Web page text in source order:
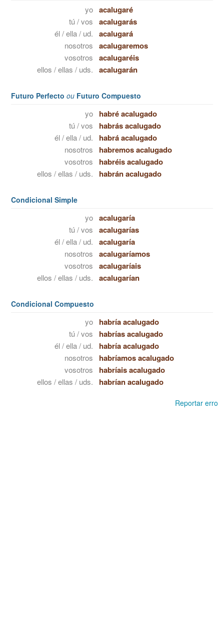
yo acalugaré
tú / vos acalugarás
él / ella / ud. acalugará
nosotros acalugaremos
vosotros acalugaréis
ellos / ellas / uds. acalugarán
Futuro Perfecto ou Futuro Compuesto
yo habré acalugado
tú / vos habrás acalugado
él / ella / ud. habrá acalugado
nosotros habremos acalugado
vosotros habréis acalugado
ellos / ellas / uds. habrán acalugado
Condicional Simple
yo acalugaría
tú / vos acalugarías
él / ella / ud. acalugaría
nosotros acalugaríamos
vosotros acalugaríais
ellos / ellas / uds. acalugarían
Condicional Compuesto
yo habría acalugado
tú / vos habrías acalugado
él / ella / ud. habría acalugado
nosotros habríamos acalugado
vosotros habríais acalugado
ellos / ellas / uds. habrían acalugado
Reportar erro